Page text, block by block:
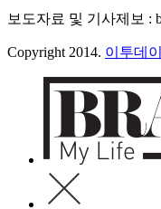
보도자료 및 기사제보 :
Copyright 2014. 이투데